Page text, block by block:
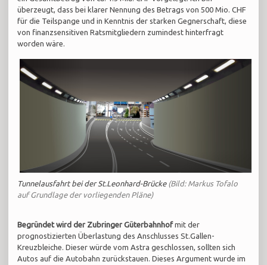
überzeugt, dass bei klarer Nennung des Betrags von 500 Mio. CHF
für die Teilspange und in Kenntnis der starken Gegnerschaft, diese
von finanzsensitiven Ratsmitgliedern zumindest hinterfragt
worden wäre.
Tunnelausfahrt bei der St.Leonhard-Brücke (Bild: Markus Tofalo
auf Grundlage der vorliegenden Pläne)
Begründet wird der Zubringer Güterbahnhofmit der
prognostizierten Überlastung des Anschlusses St.Gallen-
Kreuzbleiche. Dieser würde vom Astra geschlossen, sollten sich
Autos auf die Autobahn zurückstauen. Dieses Argument wurde im